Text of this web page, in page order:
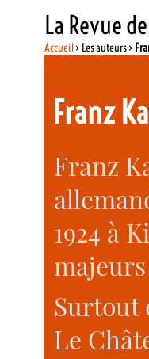
La Revue
Accueil> Les auteurs >
Franz
Franz
1924 à
Surtout
Le